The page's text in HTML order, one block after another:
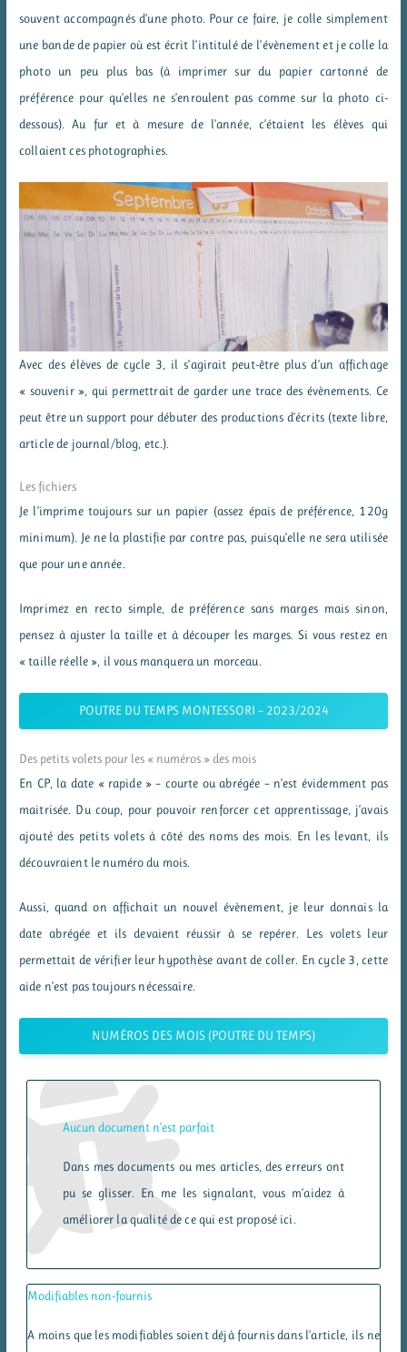
souvent accompagnés d’une photo. Pour ce faire, je colle simplement
une bande de papier où est écrit l’intitulé de l’évènement et je colle la
photo un peu plus bas (à imprimer sur du papier cartonné de
préférence pour qu’elles ne s’enroulent pas comme sur la photo ci-
dessous). Au fur et à mesure de l’année, c’étaient les élèves qui
collaient ces photographies.
Avec des élèves de cycle 3, il s’agirait peut-être plus d’un affichage
« souvenir », qui permettrait de garder une trace des évènements. Ce
peut être un support pour débuter des productions d’écrits (texte libre,
article de journal/blog, etc.).
Les fichiers
Je l’imprime toujours sur un papier (assez épais de préférence, 120g
minimum). Je ne la plastifie par contre pas, puisqu’elle ne sera utilisée
que pour une année.
Imprimez en recto simple, de préférence sans marges mais sinon,
pensez à ajuster la taille et à découper les marges. Si vous restez en
« taille réelle », il vous manquera un morceau.
POUTRE DU TEMPS MONTESSORI – 2023/2024
Des petits volets pour les « numéros » des mois
En CP, la date « rapide » – courte ou abrégée – n’est évidemment pas
maitrisée. Du coup, pour pouvoir renforcer cet apprentissage, j’avais
ajouté des petits volets à côté des noms des mois. En les levant, ils
découvraient le numéro du mois.
Aussi, quand on affichait un nouvel évènement, je leur donnais la
date abrégée et ils devaient réussir à se repérer. Les volets leur
permettait de vérifier leur hypothèse avant de coller. En cycle 3, cette
aide n’est pas toujours nécessaire.
NUMÉROS DES MOIS (POUTRE DU TEMPS)
Aucun document n’est parfait
Dans mes documents ou mes articles, des erreurs ont
pu se glisser. En me les signalant, vous m’aidez à
améliorer la qualité de ce qui est proposé ici.
Modifiables non-fournis
A moins que les modifiables soient déjà fournis dans l’article, ils ne